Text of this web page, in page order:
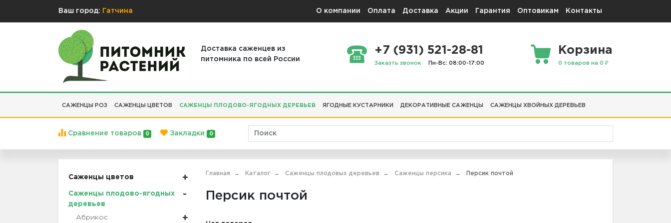
Ваш город: Гатчина О компании Оплата Доставка Акции Гарантия Оптовикам Контакты
Доставка саженцев из
питомника по всей России
+7 (931) 521-28-81
Заказть звонок Пн-Вс: 08:00-17:00
Корзина
0 товаров на 0 ₽
САЖЕНЦЫ РОЗ САЖЕНЦЫ ЦВЕТОВ САЖЕНЦЫ ПЛОДОВО-ЯГОДНЫХ ДЕРЕВЬЕВ ЯГОДНЫЕ КУСТАРНИКИ ДЕКОРАТИВНЫЕ САЖЕНЦЫ САЖЕНЦЫ ХВОЙНЫХ ДЕРЕВЬЕВ
Сравнение товаров 0 Закладки 0
Саженцы цветов
Саженцы плодово-ягодных
деревьев
Абрикос
Главная Каталог Саженцы плодовых деревьев Саженцы персика Персик почтой
Персик почтой